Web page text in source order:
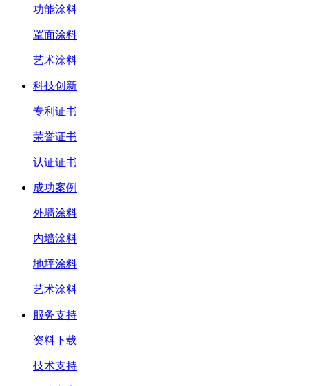
功能涂料
罩面涂料
艺术涂料
科技创新
专利证书
荣誉证书
认证证书
成功案例
外墙涂料
内墙涂料
地坪涂料
艺术涂料
服务支持
资料下载
技术支持